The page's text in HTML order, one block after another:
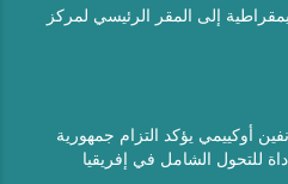
إلى المقر الرئيسي لمركز
أوكييمي يؤكد التزام جمهورية
للتحول الشامل في إفريقيا